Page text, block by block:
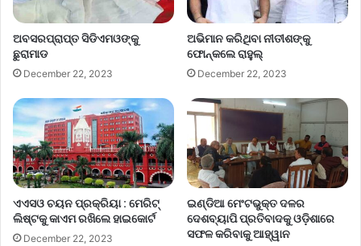
ଅବସରପ୍ରାପ୍ତ ସିଡିଏମଓଙ୍କୁ
ଛୁରାମାଡ
December 22, 2023
ଅଭିମାନ କରିଥିବା ନୀତୀଶଙ୍କୁ
ଫୋନ୍‌କଲେ ରାହୁଲ୍‌
December 22, 2023
ଏଏସଓ ଚୟନ ପ୍ରକ୍ରିୟା : ମେରିଟ୍
ଲିଷ୍ଟକୁ କାଏମ ରଖିଲେ ହାଇକୋର୍ଟ
December 22, 2023
ଇଣ୍ଡିଆ ମେଂଟଭୁକ୍ତ ଦଳର
ଦେଶବ୍ୟାପି ପ୍ରତିବାଦକୁ ଓଡ଼ିଶାରେ
ସଫଳ କରିବାକୁ ଆହ୍ୱାନ